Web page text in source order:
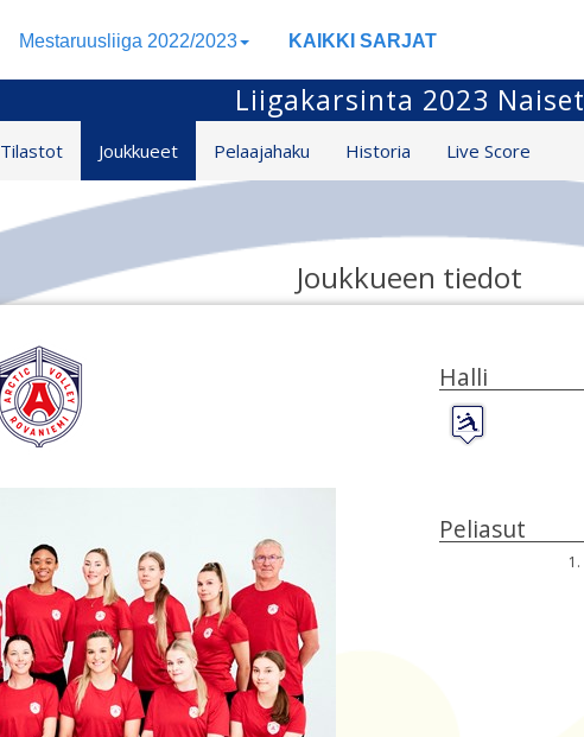
Mestaruusliiga 2022/2023 KAIKKI SARJAT
Liigakarsinta 2023 Naiset
Tilastot Joukkueet Pelaajahaku Historia Live Score
Joukkueen tiedot
Halli
Peliasut
1.